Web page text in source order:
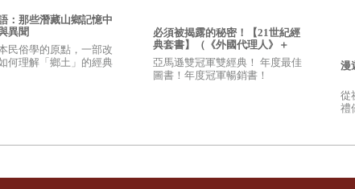
止商業媒合的決定。二
六年官方已將「婚姻媒合業」從「商
何的廣告宣傳、收取仲介費的行為都被禁止。此外，那些想要從
後，「以非營利的方式」進行。截至二○一三年八月底，移民署
一三，頁四六）。公益化之後，部分婚仲有做婚
：那些潛藏山鄉記憶中
異聞
俗學的原點，一部改
何理解「鄉土」的經典
必須被揭露的秘密！【21世紀經
典套書】（《外國代理人》＋
《迫在眉睫》）
亞馬遜雙冠軍雙經典！ 年度最佳
圖書！年度冠軍暢銷書！
漫
從
禮